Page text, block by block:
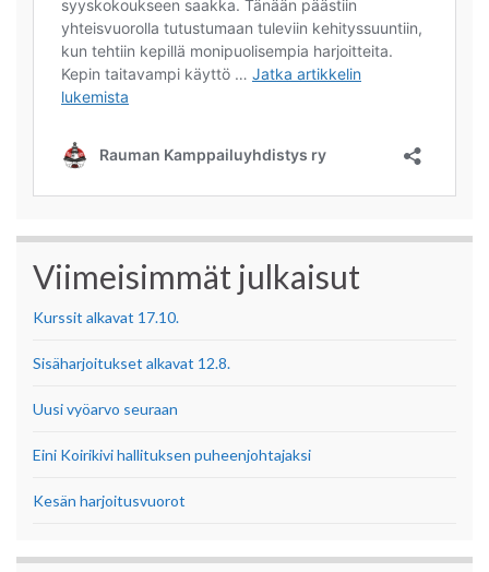
Viimeisimmät julkaisut
Kurssit alkavat 17.10.
Sisäharjoitukset alkavat 12.8.
Uusi vyöarvo seuraan
Eini Koirikivi hallituksen puheenjohtajaksi
Kesän harjoitusvuorot